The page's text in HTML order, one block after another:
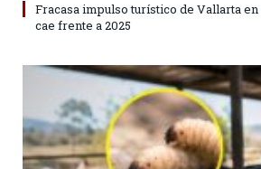
Fracasa impulso turístico de Vallarta
cae frente a 2025